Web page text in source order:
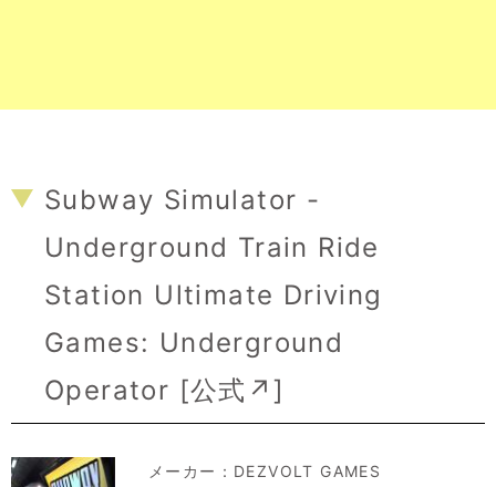
Subway Simulator -
Underground Train Ride
Station Ultimate Driving
Games: Underground
Operator [公式↗]
メーカー： DEZVOLT GAMES